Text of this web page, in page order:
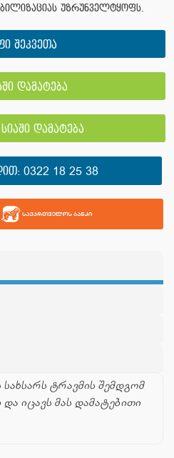
უზრუნველტყოფს.
შეკვეთა
დამატება
დამატება
0322 18 25 38
სახსარს ტრავმის შემდგომ
იცავს მას დამატებითი